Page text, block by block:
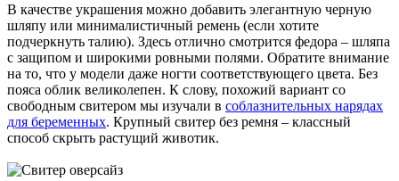
В качестве украшения можно добавить элегантную черную
шляпу или минималистичный ремень (если хотите
подчеркнуть талию). Здесь отлично смотрится федора – шляпа
с защипом и широкими ровными полями. Обратите внимание
на то, что у модели даже ногти соответствующего цвета. Без
пояса облик великолепен. К слову, похожий вариант со
свободным свитером мы изучали в соблазнительных нарядах
для беременных. Крупный свитер без ремня – классный
способ скрыть растущий животик.